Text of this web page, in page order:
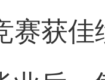
赛获佳